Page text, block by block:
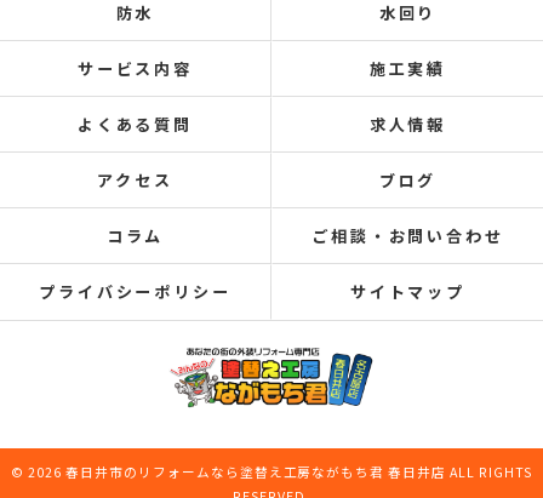
防水 水回り
サービス内容 施工実績
よくある質問 求人情報
アクセス ブログ
コラム ご相談・お問い合わせ
プライバシーポリシー サイトマップ
© 2026 春日井市のリフォームなら塗替え工房ながもち君 春日井店 ALL RIGHTS